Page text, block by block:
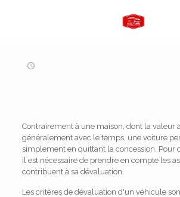
Contrairement à une maison, dont la valeur
généralement avec le temps, une voiture
simplement en quittant la concession. Pour
il est nécessaire de prendre en compte les
contribuent à sa dévaluation.
Les critères de dévaluation d'un véhicule